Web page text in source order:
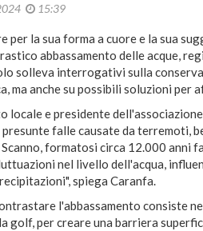
15:39
per la sua forma a cuore e la sua
abbassamento delle acque,
solleva interrogativi sulla
ma anche su possibili soluzioni per
locale e presidente
presunte falle causate da terremoti,
formatosi circa 12.000 anni
nel livello dell'acqua,
spiega Caranfa.
l'abbassamento consiste
golf, per creare una barriera